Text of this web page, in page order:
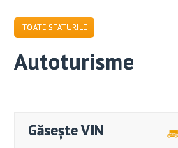
TOATE SFATURILE
Autoturisme
Găsește VIN